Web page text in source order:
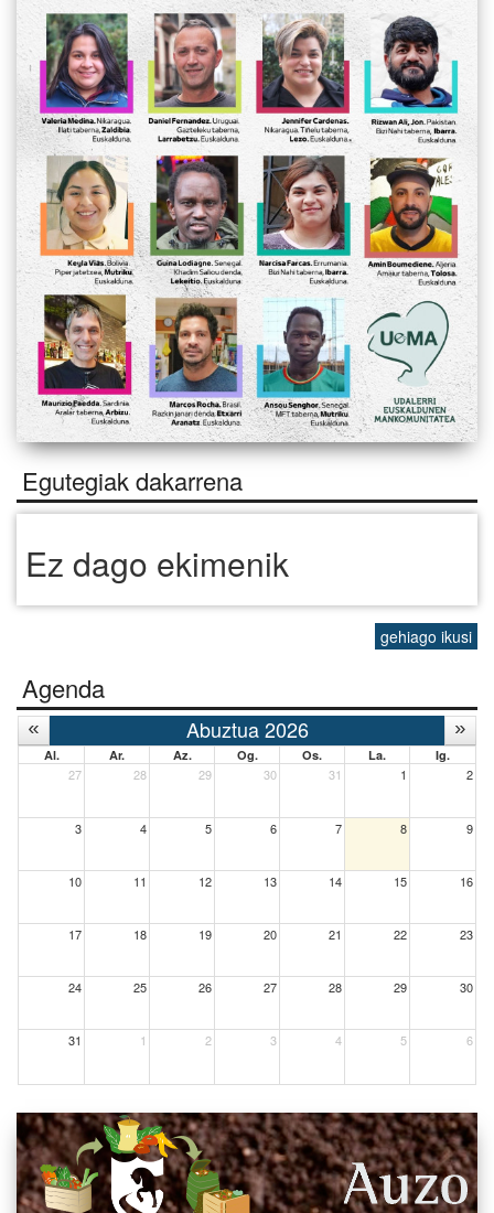
Egutegiak dakarrena
Ez dago ekimenik
gehiago ikusi
Agenda
Abuztua 2026
Al. Ar. Az. Og. Os. La. Ig.
27 28 29 30 31 1 2
3 4 5 6 7 8 9
10 11 12 13 14 15 16
17 18 19 20 21 22 23
24 25 26 27 28 29 30
31 1 2 3 4 5 6